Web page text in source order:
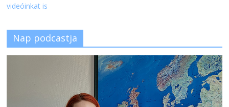
videóinkat is
Nap podcastja